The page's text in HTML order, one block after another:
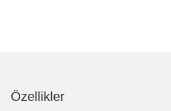
Özellikler